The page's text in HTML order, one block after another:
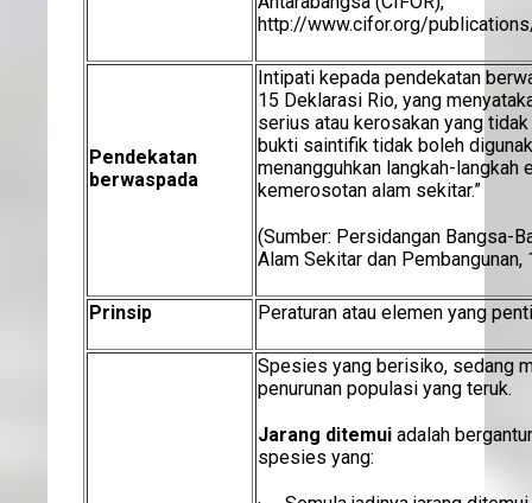
http://www.cifor.org/
Pendekatan
berwaspada
Intipati kepada pendekatan
15 Deklarasi Rio, yang
serius atau kerosakan yang
bukti saintifik tidak boleh
menangguhkan langkah-langkah
kemerosotan alam sekitar.”
(Sumber: Persidangan Bangsa-
Alam Sekitar dan Pembangunan,
Prinsip Peraturan atau elemen yang
Spesies yang berisiko, sedang
penurunan populasi yang teruk.
Jarang ditemui adalah
spesies yang: